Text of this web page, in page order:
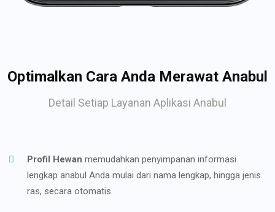
Optimalkan Cara Anda Merawat Anabul
Detail Setiap Layanan Aplikasi Anabul
Profil Hewan memudahkan penyimpanan informasi
lengkap anabul Anda mulai dari nama lengkap, hingga jenis
ras, secara otomatis.